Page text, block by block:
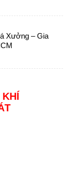
Xưởng – Gia
KHÍ